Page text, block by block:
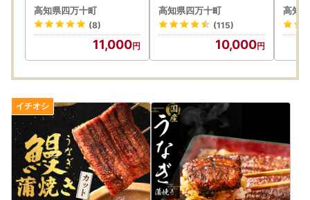
◆ワンストップ特例申請書送付先
〒４００－０８６４
山梨県甲府市湯田２丁目12-18
※四万十町ではワンストップ受付業務を外部委託しており
ます。
◆年末年始のお問合せに関して
四万十町役場は12月29日～１月３日の間は閉庁します。
役所への電話・メールのお問い合わせにつきましては、ご
対応いたしかねますのでご了承ください。
火振 栗焼酎 日本酒 無手
無冠
高知県四万十町
(8)
11,000
】高知県四万十町カタロ
グポイント
高知県四万十町
(115)
10,000
川の
（
01 肉
高知